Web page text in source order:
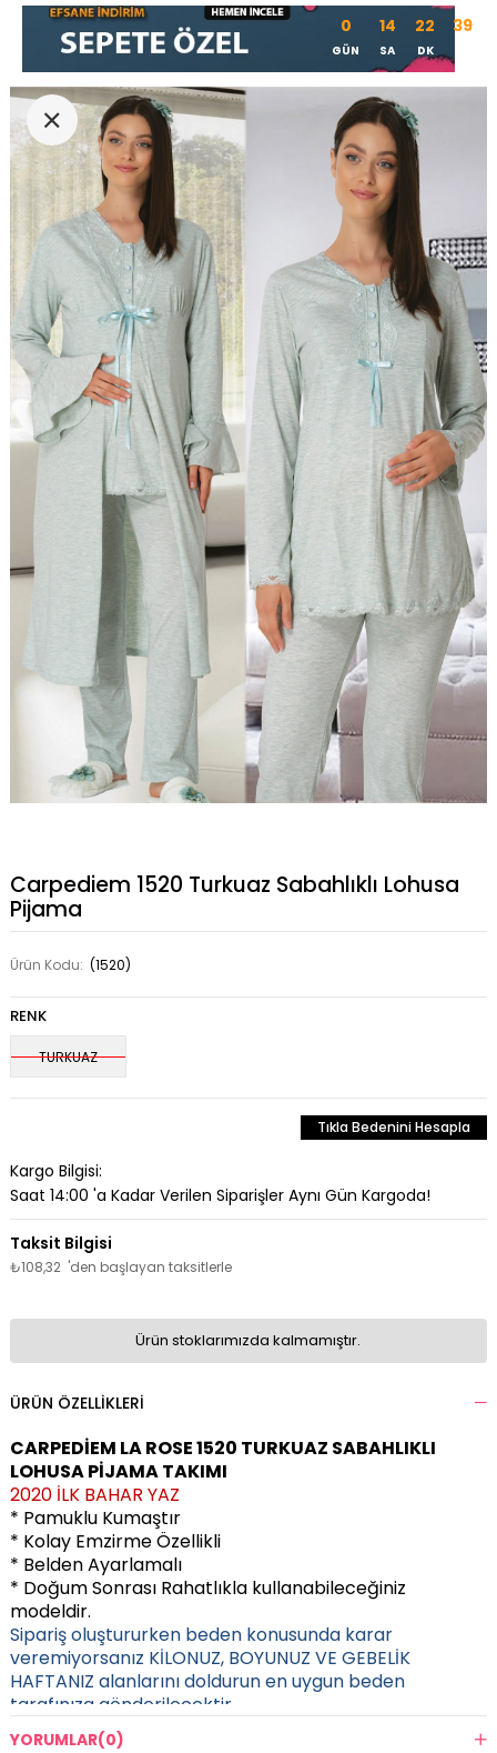
0
GÜN
14
SA
22
DK
38
Carpediem 1520 Turkuaz Sabahlıklı Lohusa
Pijama
Ürün Kodu: (1520)
RENK
TURKUAZ
Tıkla Bedenini Hesapla
Kargo Bilgisi:
Saat 14:00 'a Kadar Verilen Siparişler Aynı Gün Kargoda!
₺108,32 'den başlayan taksitlerle
Ürün stoklarımızda kalmamıştır.
ÜRÜN ÖZELLIKLERI
CARPEDİEM LA ROSE 1520 TURKUAZ SABAHLIKLI
LOHUSA PİJAMA TAKIMI
2020 İLK BAHAR YAZ
* Pamuklu Kumaştır
* Kolay Emzirme Özellikli
* Belden Ayarlamalı
* Doğum Sonrası Rahatlıkla kullanabileceğiniz
modeldir.
Sipariş oluştururken beden konusunda karar
veremiyorsanız KİLONUZ, BOYUNUZ VE GEBELİK
HAFTANIZ alanlarını doldurun en uygun beden
tarafınıza gönderilecektir.
YORUMLAR(0)